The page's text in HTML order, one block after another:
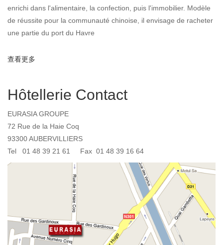
enrichi dans l'alimentaire, la confection, puis l'immobilier. Modèle
de réussite pour la communauté chinoise, il envisage de racheter
une partie du port du Havre
查看更多
Hôtellerie Contact
EURASIA GROUPE
72 Rue de la Haie Coq
93300 AUBERVILLIERS
Tel 01 48 39 21 61 Fax 01 48 39 16 64